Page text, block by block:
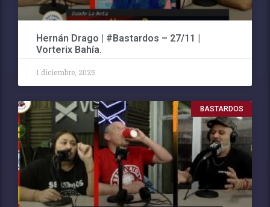
Hernán Drago | #Bastardos – 27/11 |
Vorterix Bahía.
1 diciembre, 2025
BASTARDOS